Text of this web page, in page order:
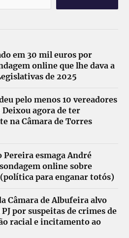
em 30 mil euros por
online que lhe dava a
de 2025
pelo menos 10 vereadores
Deixou agora de ter
na Câmara de Torres
Pereira esmaga André
online sobre
(política para enganar totós)
Câmara de Albufeira alvo
PJ por suspeitas de crimes de
racial e incitamento ao